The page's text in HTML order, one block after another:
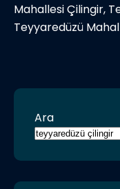
Mahallesi Çilingir,
Teyyaredüzü
Ara